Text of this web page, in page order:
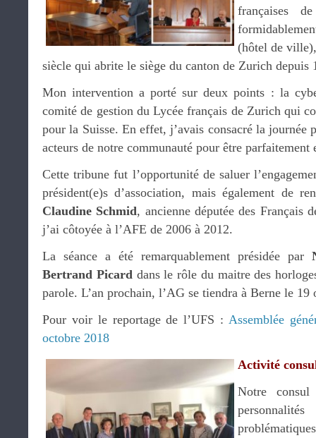
françaises
(hôtel de
siècle qui abrite le siège du canton de Zurich depuis
Mon intervention a porté sur deux points : la
comité de gestion du Lycée français de Zurich qui
pour la Suisse. En effet, j’avais consacré la journée
acteurs de notre communauté pour être parfaitement
Cette tribune fut l’opportunité de saluer
président(e)s d’association, mais également de
Claudine Schmid, ancienne députée des Français
j’ai côtoyée à l’AFE de 2006 à 2012.
La séance a été remarquablement présidée par
Bertrand Picard dans le rôle du maitre des
parole. L’an prochain, l’AG se tiendra à Berne le
Pour voir le reportage de l’UFS : Assemblée
octobre 2018
Activité
Notre